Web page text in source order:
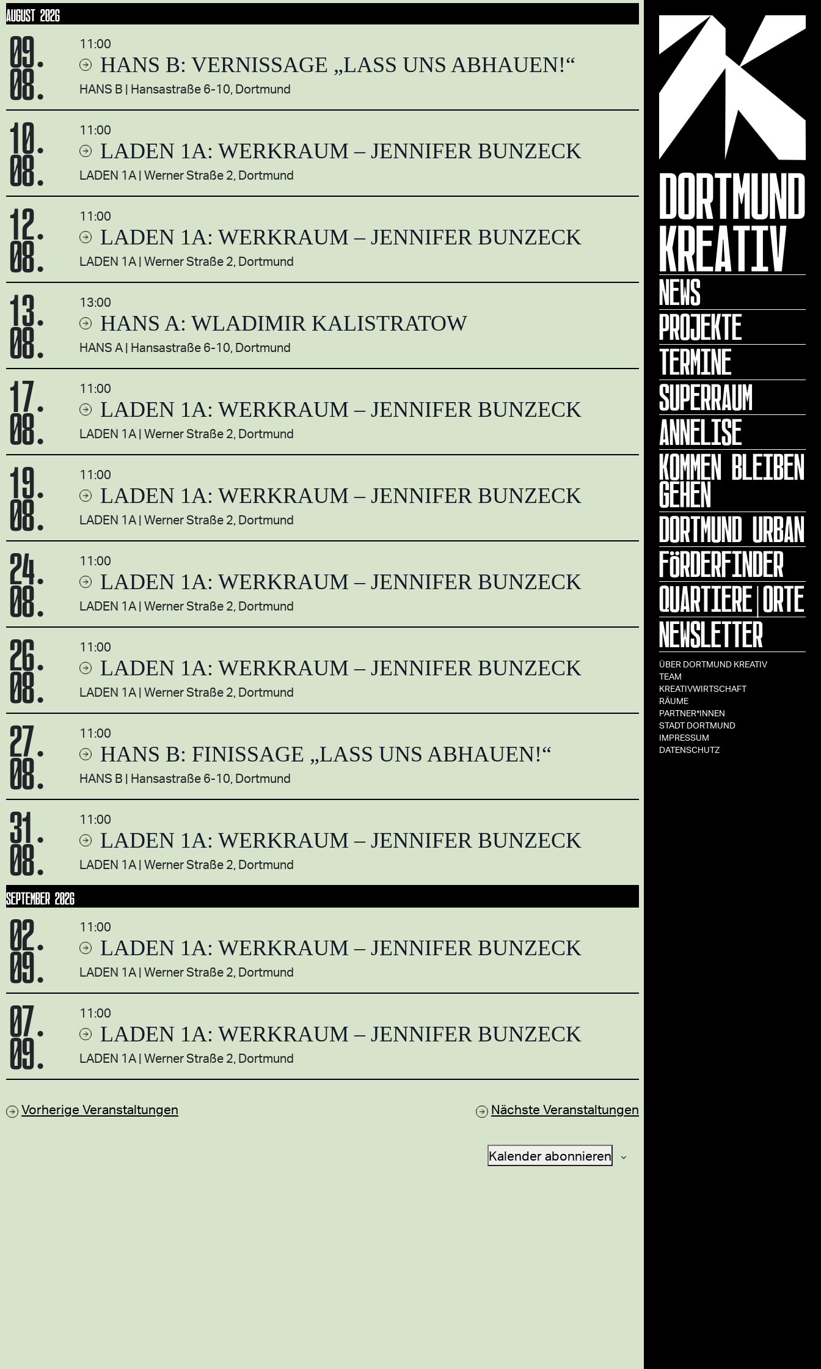
DORTMUND
KREATIV
NEWS
PROJEKTE
TERMINE
SUPERRAUM
ANNELISE
KOMMEN BLEIBEN
GEHEN
DORTMUND URBAN
FÖRDERFINDER
QUARTIERE|ORTE
NEWSLETTER
ÜBER DORTMUND KREATIV
TEAM
KREATIVWIRTSCHAFT
RÄUME
PARTNER*INNEN
STADT DORTMUND
IMPRESSUM
DATENSCHUTZ
AUGUST 2026
09.
08. HANS B: VERNISSAGE „LASS UNS ABHAUEN!“
11:00
HANS B Hansastraße 6-10, Dortmund
10.
08. LADEN 1A: WERKRAUM – JENNIFER BUNZECK
11:00
LADEN 1A Werner Straße 2, Dortmund
12.
08. LADEN 1A: WERKRAUM – JENNIFER BUNZECK
11:00
LADEN 1A Werner Straße 2, Dortmund
13.
08. HANS A: WLADIMIR KALISTRATOW
13:00
HANS A Hansastraße 6-10, Dortmund
17.
08. LADEN 1A: WERKRAUM – JENNIFER BUNZECK
11:00
LADEN 1A Werner Straße 2, Dortmund
19.
08. LADEN 1A: WERKRAUM – JENNIFER BUNZECK
11:00
LADEN 1A Werner Straße 2, Dortmund
24.
08. LADEN 1A: WERKRAUM – JENNIFER BUNZECK
11:00
LADEN 1A Werner Straße 2, Dortmund
26.
08. LADEN 1A: WERKRAUM – JENNIFER BUNZECK
11:00
LADEN 1A Werner Straße 2, Dortmund
27.
08. HANS B: FINISSAGE „LASS UNS ABHAUEN!“
11:00
HANS B Hansastraße 6-10, Dortmund
31.
08. LADEN 1A: WERKRAUM – JENNIFER BUNZECK
11:00
LADEN 1A Werner Straße 2, Dortmund
SEPTEMBER 2026
02.
09. LADEN 1A: WERKRAUM – JENNIFER BUNZECK
11:00
LADEN 1A Werner Straße 2, Dortmund
07.
09. LADEN 1A: WERKRAUM – JENNIFER BUNZECK
11:00
LADEN 1A Werner Straße 2, Dortmund
Vorherige Veranstaltungen Nächste Veranstaltungen
Kalender abonnieren